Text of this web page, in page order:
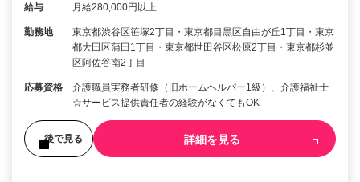
給与 月給280,000円以上
勤務地
東京都渋谷区笹塚2丁目・東京都目黒区自由が丘1丁目・東京
都大田区蒲田1丁目・東京都世田谷区松原2丁目・東京都杉並
区阿佐谷南2丁目
応募資格
介護職員実務者研修（旧ホームヘルパー1級）、介護福祉士
☆サービス提供責任者の経験がなくてもOK
後で見る 詳細を見る